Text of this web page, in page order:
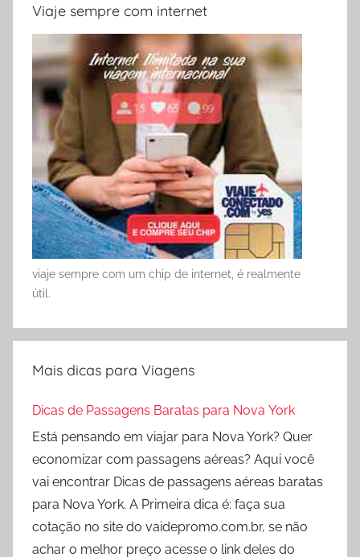
Viaje sempre com internet
viaje sempre com um chip de internet, é realmente
útil.
Mais dicas para Viagens
Dicas de Passagens Baratas para Nova York
Está pensando em viajar para Nova York? Quer
economizar com passagens aéreas? Aqui você
vai encontrar Dicas de passagens aéreas baratas
para Nova York. A Primeira dica é: faça sua
cotação no site do vaidepromo.com.br, se não
achar o melhor preço acesse o link deles do